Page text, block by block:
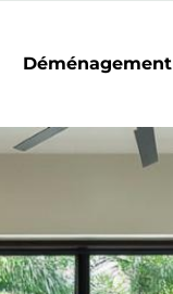
Déménagement